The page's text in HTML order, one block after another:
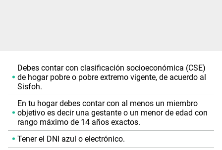
Debes contar con clasificación socioeconómica (CSE)
de hogar pobre o pobre extremo vigente, de acuerdo al
Sisfoh.
En tu hogar debes contar con al menos un miembro
objetivo es decir una gestante o un menor de edad con
rango máximo de 14 años exactos.
Tener el DNI azul o electrónico.